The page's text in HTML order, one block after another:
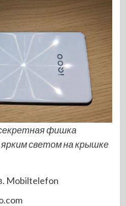
фишка
светом на крышке
Mobiltelefon